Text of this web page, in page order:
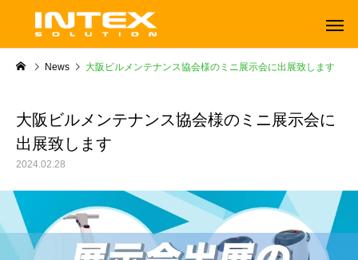
News 大阪ビルメンテナンス協会様のミニ展示会に出展致します
大阪ビルメンテナンス協会様のミニ展示会に
出展致します
2024.02.28